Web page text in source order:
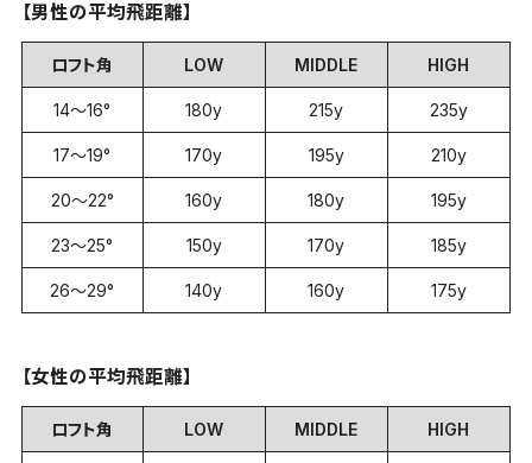
【男性の平均飛距離】
ロフト角 LOW MIDDLE HIGH
14～16° 180y 215y 235y
17～19° 170y 195y 210y
20～22° 160y 180y 195y
23～25° 150y 170y 185y
26～29° 140y 160y 175y
【女性の平均飛距離】
ロフト角 LOW MIDDLE HIGH